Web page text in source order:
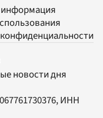
новости дня
ИНН